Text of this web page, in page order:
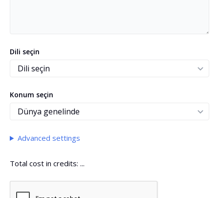
Dili seçin
Konum seçin
Advanced settings
Total cost in credits: ...